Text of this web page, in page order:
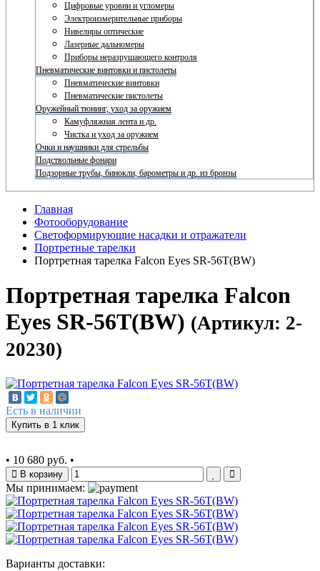
Цифровые уровни и угломеры
Электроизмерительные приборы
Нивелиры оптические
Лазерные дальномеры
Приборы неразрушающего контроля
Пневматические винтовки и пистолеты
Пневматические винтовки
Пневматические пистолеты
Оружейный тюнинг, уход за оружием
Камуфляжная лента и др.
Чистка и уход за оружием
Очки и наушники для стрельбы
Подствольные фонари
Подзорные трубы, бинокли, барометры и др. из бронзы
Главная
Фотооборудование
Светоформирующие насадки и отражатели
Портретные тарелки
Портретная тарелка Falcon Eyes SR-56T(BW)
Портретная тарелка Falcon
Eyes SR-56T(BW) (Артикул: 2-
20230)
Есть в наличии
Купить в 1 клик
• 10 680 руб. •
В корзину
Мы принимаем:
Варианты доставки: